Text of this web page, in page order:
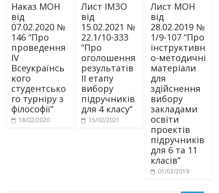
Наказ МОН
від
07.02.2020 №
146 “Про
проведення
ІV
Всеукраїнсь
кого
студентсько
го турніру з
філософії”
18/02/2020
Лист ІМЗО
від
15.02.2021 №
22.1/10-333
“Про
оголошення
результатів
ІІ етапу
вибору
підручників
для 4 класу”
15/02/2021
Лист МОН
від
28.02.2019 №
1/9-107 “Про
інструктивн
о-методичні
матеріали
для
здійснення
вибору
закладами
освіти
проектів
підручників
для 6 та 11
класів”
01/03/2019